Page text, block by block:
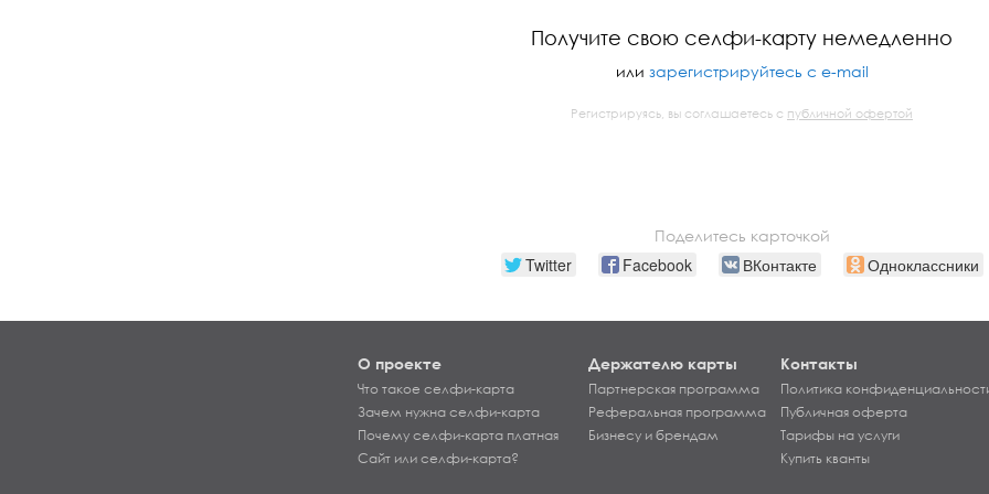
Получите свою селфи-карту немедленно
или зарегистрируйтесь с e-mail
Регистрируясь, вы соглашаетесь с публичной офертой
Поделитесь карточкой
Twitter Facebook ВКонтакте Одноклассники
О проекте
Что такое селфи-карта
Зачем нужна селфи-карта
Почему селфи-карта платная
Сайт или селфи-карта?
Держателю карты
Партнерская программа
Реферальная программа
Бизнесу и брендам
Контакты
Политика
Публичная оферта
Тарифы на услуги
Купить кванты